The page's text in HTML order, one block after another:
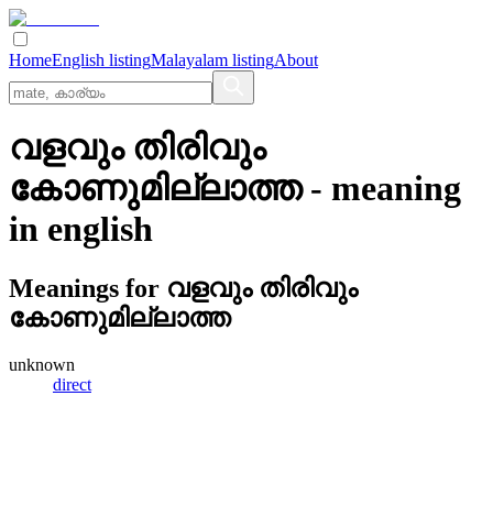
HomeEnglish listingMalayalam listingAbout
വളവും തിരിവും
കോണുമില്ലാത്ത- meaning
in english
Meanings for വളവും തിരിവും
കോണുമില്ലാത്ത
unknown
direct